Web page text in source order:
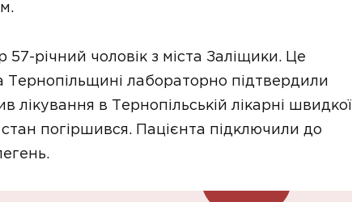
річний чоловік з міста Заліщики. Це
лабораторно підтвердили
лікування в Тернопільській лікарні швидкої
погіршився. Пацієнта підключили до